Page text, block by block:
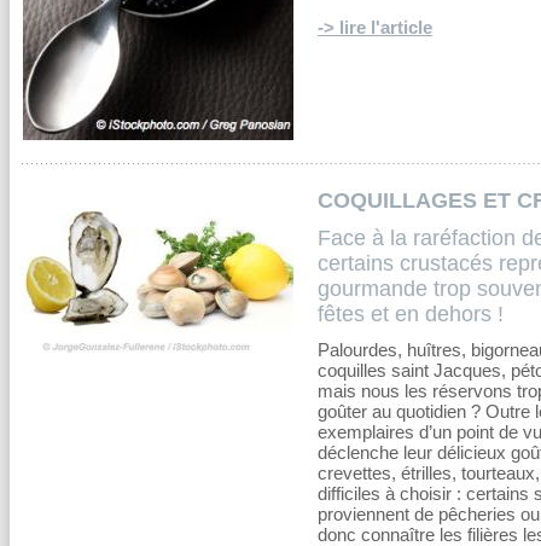
-> lire l'article
COQUILLAGES ET
Face à la raréfaction
certains crustacés
gourmande trop
fêtes et en dehors !
Palourdes, huîtres,
coquilles saint Jacques,
mais nous les réservons
goûter au quotidien ? Outre
exemplaires d’un point de
déclenche leur délicieux
crevettes, étrilles,
difficiles à choisir : certains
proviennent de pêcheries
donc connaître les filières